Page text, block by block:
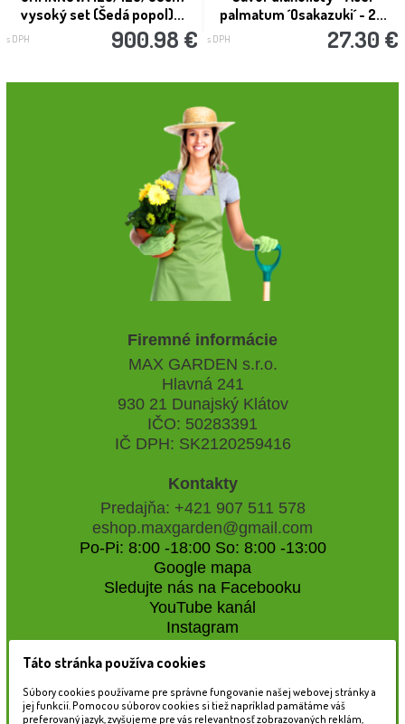
vysoký set (Šedá popol)...
s DPH 900.98 €
palmatum ´Osakazuki´ - 2...
s DPH 27.30 €
Firemné informácie
MAX GARDEN s.r.o.
Hlavná 241
930 21 Dunajský Klátov
IČO: 50283391
IČ DPH: SK2120259416
Kontakty
Predajňa: +421 907 511 578
eshop.maxgarden@gmail.com
Po-Pi: 8:00 -18:00 So: 8:00 -13:00
Google mapa
Sledujte nás na Facebooku
YouTube kanál
Instagram
Naše záhradné centrum
Táto stránka používa cookies
Súbory cookies používame pre správne fungovanie našej webovej stránky a
jej funkcií. Pomocou súborov cookies si tiež napríklad pamätáme váš
preferovaný jazyk, zvyšujeme pre vás relevantnosť zobrazovaných reklám,